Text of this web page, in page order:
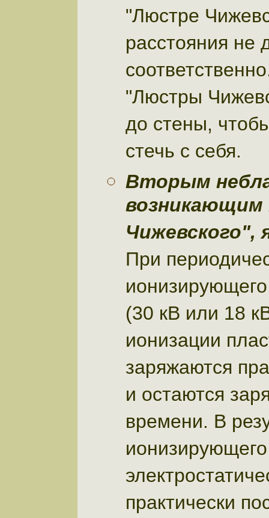
"Люстре
расстояния
"Люстры
до стены,
стечь с себя.
Вторым
Чижевского",
При
(30 кВ или 18
ионизации
заряжаются
и остаются
времени. В
практически